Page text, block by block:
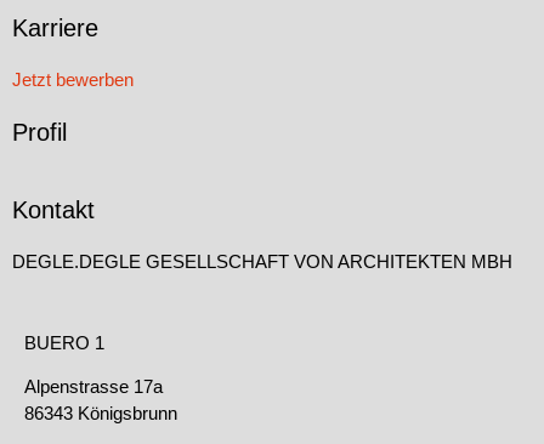
Karriere
Jetzt bewerben
Profil
Kontakt
DEGLE.DEGLE GESELLSCHAFT VON ARCHITEKTEN MBH
BUERO 1
Alpenstrasse 17a
86343 Königsbrunn